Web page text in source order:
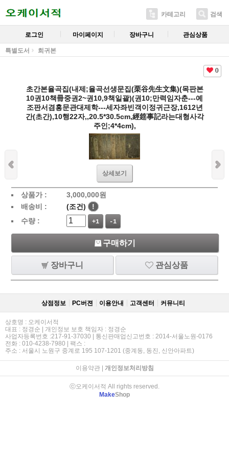
카테고리 검색
로그인 마이페이지 장바구니 관심상품
특별도서 희귀본
0
초간본율곡집(내제;율곡선생문집(栗谷先生文集)(목판본
10권10책冊중권2~권10,9책일괄)(권10;만력임자춘---예
조판서겸홍문관대제학---세자좌빈객이정귀근장,1612년
간(초간),10행22자,,20.5*30.5cm,經筵事記라는대형사각
주인;4*4cm),
상세보기
상품가 : 3,000,000원
배송비 :
(조건)
!
수량 :
+1 -1
구매하기
장바구니 관심상품
상점정보 PC버젼 이용안내 고객센터 커뮤니티
상호명 : 오케이서적
대표 : 정경순 | 개인정보 보호 책임자 : 정경순
사업자등록번호 :217-91-37030 | 통신판매업신고번호 : 2014-서울노원-0176
전화 : 010-4238-7980 | 팩스 :
주소 : 서울시 노원구 중계로 195 107-1201 (중계동, 동진, 신안아파트)
이용약관| 개인정보처리방침
ⓒ오케이서적 All rights reserved.
MakeShop